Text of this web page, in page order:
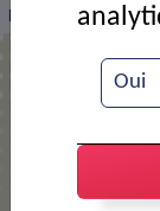
Repas des
Oui